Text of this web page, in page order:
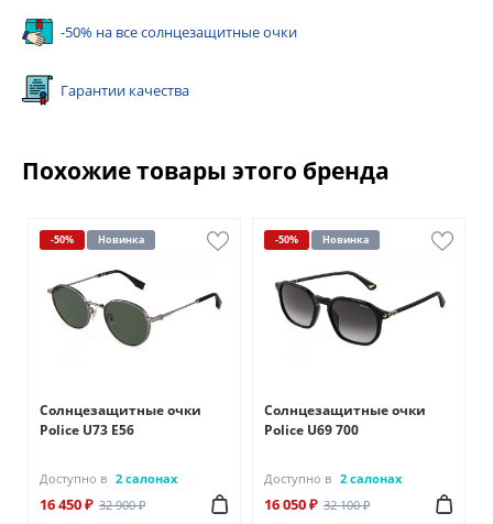
-50% на все солнцезащитные очки
Гарантии качества
Похожие товары этого бренда
-50% Новинка
Солнцезащитные очки
Police U73 E56
Доступно в 2 салонах
16 450 ₽ 32 900 ₽
-50% Новинка
Солнцезащитные очки
Police U69 700
Доступно в 2 салонах
16 050 ₽ 32 100 ₽